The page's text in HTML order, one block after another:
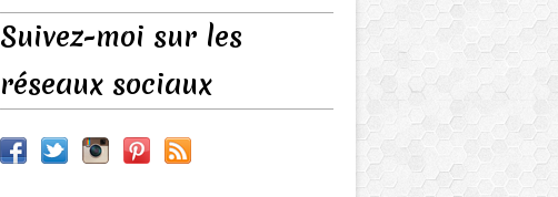
Suivez-moi sur les
réseaux sociaux